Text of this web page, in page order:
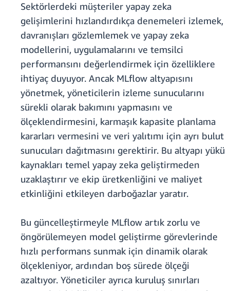
Sektörlerdeki müşteriler yapay zeka
gelişimlerini hızlandırdıkça denemeleri izlemek,
davranışları gözlemlemek ve yapay zeka
modellerini, uygulamalarını ve temsilci
performansını değerlendirmek için özelliklere
ihtiyaç duyuyor. Ancak MLflow altyapısını
yönetmek, yöneticilerin izleme sunucularını
sürekli olarak bakımını yapmasını ve
ölçeklendirmesini, karmaşık kapasite planlama
kararları vermesini ve veri yalıtımı için ayrı bulut
sunucuları dağıtmasını gerektirir. Bu altyapı yükü
kaynakları temel yapay zeka geliştirmeden
uzaklaştırır ve ekip üretkenliğini ve maliyet
etkinliğini etkileyen darboğazlar yaratır.
Bu güncelleştirmeyle MLflow artık zorlu ve
öngörülemeyen model geliştirme görevlerinde
hızlı performans sunmak için dinamik olarak
ölçekleniyor, ardından boş sürede ölçeği
azaltıyor. Yöneticiler ayrıca kuruluş sınırları